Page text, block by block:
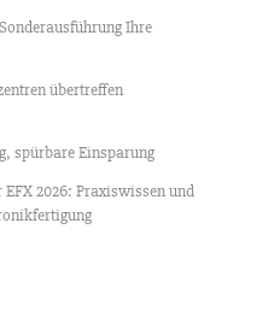
Ihre
übertreffen
spürbare Einsparung
2026: Praxiswissen und